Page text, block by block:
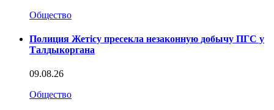
Общество
Полиция Жетісу пресекла незаконную добычу ПГС у
Талдыкоргана
09.08.26
Общество